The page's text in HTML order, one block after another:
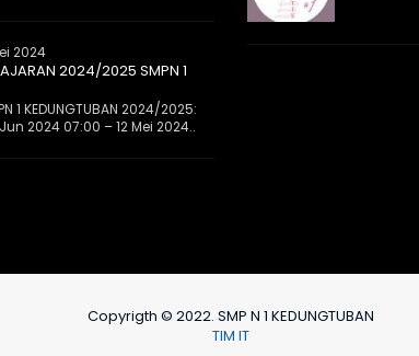
2024
2024/2025 SMPN 1
1 KEDUNGTUBAN 2024/2025:
2024 07:00 – 12 Mei 2024..
Copyrigth © 2022. SMP N 1 KEDUNGTUBAN
TIM IT